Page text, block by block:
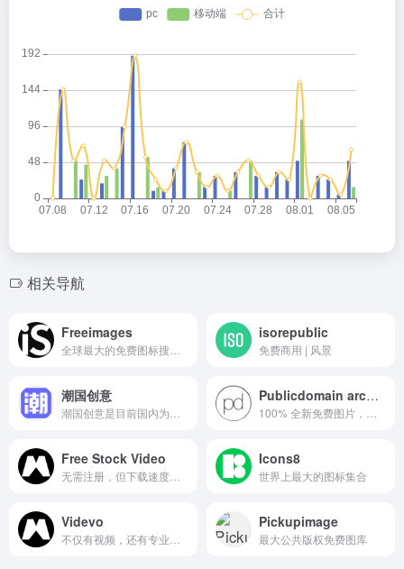
相关导航
Freeimages isorepublic
免费商用 | 风景
潮国创意 Publicdomain archive
Free Stock Video Icons8
世界上最大的图标集合
Videvo Pickupimage
最大公共版权免费图库